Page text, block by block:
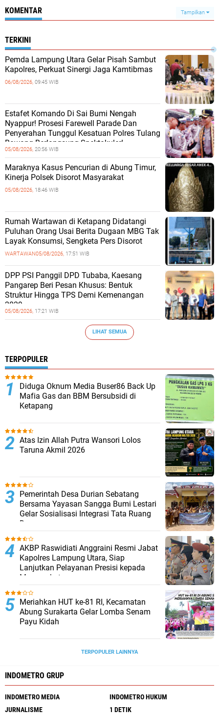
KOMENTAR Tampilkan
TERKINI
Pemda Lampung Utara Gelar Pisah Sambut
Kapolres, Perkuat Sinergi Jaga Kamtibmas
06/08/2026, 09:45 WIB
Estafet Komando Di Sai Bumi Nengah
Nyappur! Prosesi Farewell Parade Dan
Penyerahan Tunggul Kesatuan Polres Tulang
Bawang Berlangsung Spektakuler!
05/08/2026, 20:56 WIB
Maraknya Kasus Pencurian di Abung Timur,
Kinerja Polsek Disorot Masyarakat
05/08/2026, 18:46 WIB
Rumah Wartawan di Ketapang Didatangi
Puluhan Orang Usai Berita Dugaan MBG Tak
Layak Konsumsi, Sengketa Pers Disorot
WARTAWAN05/08/2026, 17:51 WIB
DPP PSI Panggil DPD Tubaba, Kaesang
Pangarep Beri Pesan Khusus: Bentuk
Struktur Hingga TPS Demi Kemenangan
2029
05/08/2026, 17:21 WIB
LIHAT SEMUA
TERPOPULER
Diduga Oknum Media Buser86 Back Up
Mafia Gas dan BBM Bersubsidi di
Ketapang
Atas Izin Allah Putra Wansori Lolos
Taruna Akmil 2026
Pemerintah Desa Durian Sebatang
Bersama Yayasan Sangga Bumi Lestari
Gelar Sosialisasi Integrasi Tata Ruang
Desa
AKBP Raswidiati Anggraini Resmi Jabat
Kapolres Lampung Utara, Siap
Lanjutkan Pelayanan Presisi kepada
Masyarakat
Meriahkan HUT ke-81 RI, Kecamatan
Abung Surakarta Gelar Lomba Senam
Payu Kidah
TERPOPULER LAINNYA
INDOMETRO GRUP
INDOMETRO MEDIA
INDOMETRO HUKUM
JURNALISME
1 DETIK